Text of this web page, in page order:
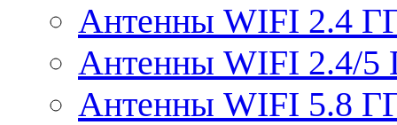
Антенны WIFI 2.4
Антенны WIFI 2.4/5
Антенны WIFI 5.8